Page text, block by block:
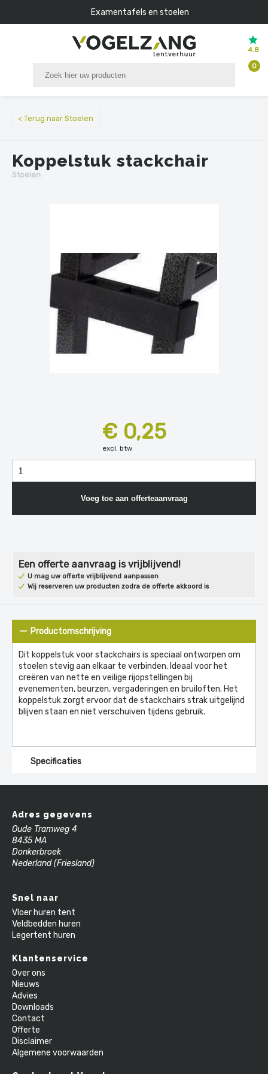
Examentafels en stoelen
4.8
0
< Terug naar Stoelen
Koppelstuk stackchair
Stoelen
€ 0,25
excl. btw
Voeg toe aan offerteaanvraag
Een offerte aanvraag is vrijblijvend!
U mag uw offerte vrijblijvend aanpassen
Wij reserveren uw producten zodra de offerte akkoord is
Productomschrijving
Dit koppelstuk voor stackchairs is speciaal ontworpen om
stoelen stevig aan elkaar te verbinden. Ideaal voor het
creëren van nette en veilige rijopstellingen bij
evenementen, beurzen, vergaderingen en bruiloften. Het
koppelstuk zorgt ervoor dat de stackchairs strak uitgelijnd
blijven staan en niet verschuiven tijdens gebruik.
Specificaties
Adres gegevens
Oude Tramweg 4
8435 MA
Donkerbroek
Nederland (Friesland)
Snel naar
Vloer huren tent
Veldbedden huren
Legertent huren
Klantenservice
Over ons
Nieuws
Advies
Downloads
Contact
Offerte
Disclaimer
Algemene voorwaarden